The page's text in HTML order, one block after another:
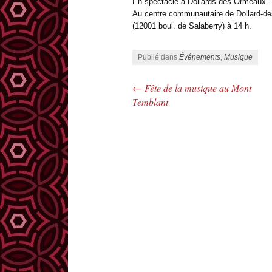
Au centre communautaire de Dollard-
(12001 boul. de Salaberry) à 14 h.
Publié dans Événements, Musique
Navigation des articles
← Fête de la musique au Mont
Temblant